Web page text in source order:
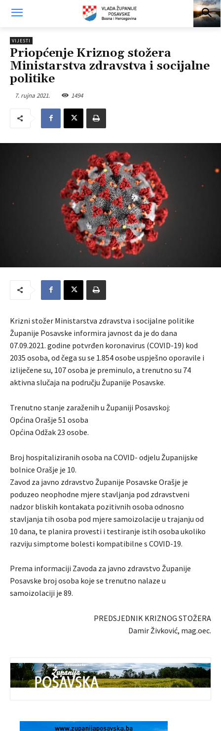
VIJESTI
Priopćenje Kriznog stožera
Ministarstva zdravstva i socijalne
politike
7. rujna 2021. 1494
Krizni stožer Ministarstva zdravstva i socijalne politike
Županije Posavske informira javnost da je do dana
07.09.2021. godine potvrđen koronavirus (COVID-19) kod
2035 osoba, od čega su se 1.854 osobe uspješno oporavile i
izliječene su, 107 osoba je preminulo, a trenutno su 74
aktivna slučaja na području Županije Posavske.
Trenutno stanje zaraženih u Županiji Posavskoj:
Općina Orašje 51 osoba
Općina Odžak 23 osobe.
Broj hospitaliziranih osoba na COVID- odjelu Županijske
bolnice Orašje je 10.
Zavod za javno zdravstvo Županije Posavske Orašje je
poduzeo neophodne mjere stavljanja pod zdravstveni
nadzor bliskih kontakata pozitivnih osoba odnosno
stavljanja tih osoba pod mjere samoizolacije u trajanju od
10 dana, te planira provesti i testiranje istih osoba ukoliko
razviju simptome bolesti kompatibilne s COVID-19.
Prema informaciji Zavoda za javno zdravstvo Županije
Posavske broj osoba koje se trenutno nalaze u
samoizolaciji je 89.
PREDSJEDNIK KRIZNOG STOŽERA
Damir Živković, mag.oec.